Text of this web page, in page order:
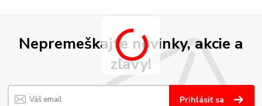
Nepremeškajte novinky, akcie a
zľavy!
Prihlásiť sa